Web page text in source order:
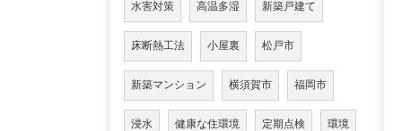
水害対策 高温多湿 新築戸建て
床断熱工法 小屋裏 松戸市
新築マンション 横須賀市 福岡市
浸水 健康な住環境 定期点検 環境